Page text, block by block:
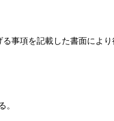
事項を記載した書面により
。